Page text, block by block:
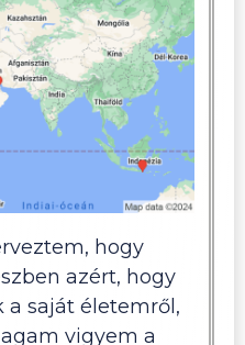
hogy
azért, hogy
saját életemről,
vigyem a